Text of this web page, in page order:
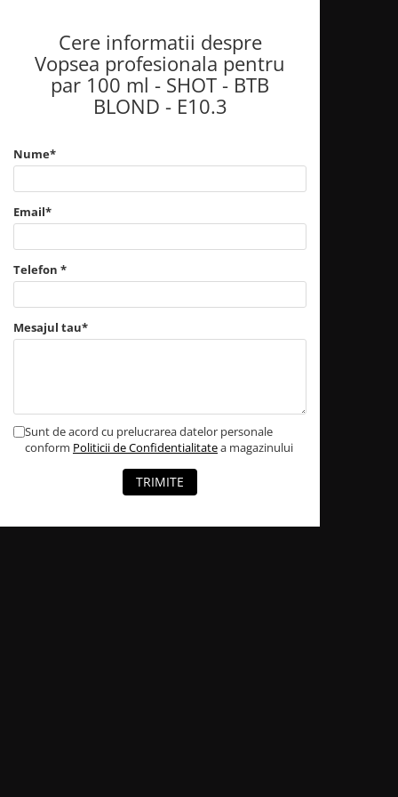
Cere informatii despre
Vopsea profesionala pentru
par 100 ml - SHOT - BTB
BLOND - E10.3
Nume*
Email*
Telefon *
Mesajul tau*
Sunt de acord cu prelucrarea datelor personale
conform Politicii de Confidentialitatea magazinului
TRIMITE